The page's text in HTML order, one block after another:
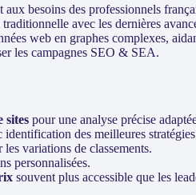
besoins des professionnels
avec les dernières
web en graphes complexes,
les campagnes SEO & SEA.
sites pour une analyse précise
identification des meilleures
variations de classements.
personnalisées.
souvent plus accessible que les